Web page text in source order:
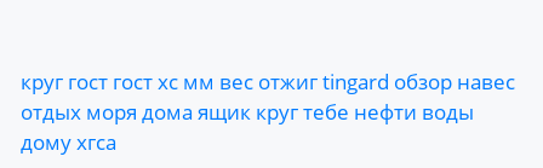
круг гост гостхс мм вес отжигtingard обзор навес
отдых моря дома ящик кругтебе нефти воды
домухгса